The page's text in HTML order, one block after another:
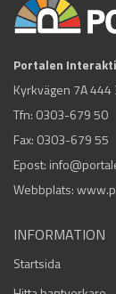
Portalen
Kyrkvägen 7A 444
Tfn: 0303-679 50
Fax: 0303-679 55
Epost:
Webbplats:
INFORMATION
Startsida